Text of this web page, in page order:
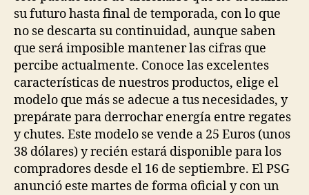
su futuro hasta final de temporada, con lo que
no se descarta su continuidad, aunque saben
que será imposible mantener las cifras que
percibe actualmente. Conoce las excelentes
características de nuestros productos, elige el
modelo que más se adecue a tus necesidades, y
prepárate para derrochar energía entre regates
y chutes. Este modelo se vende a 25 Euros (unos
38 dólares) y recién estará disponible para los
compradores desde el 16 de septiembre. El PSG
anunció este martes de forma oficial y con un